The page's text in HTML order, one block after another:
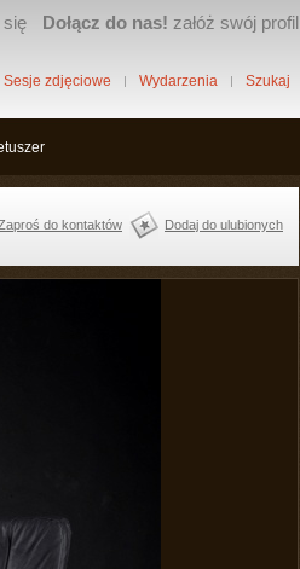
się Dołącz do nas! załóż swój profil
Sesje zdjęciowe Wydarzenia Szukaj
do kontaktów Dodaj do ulubionych